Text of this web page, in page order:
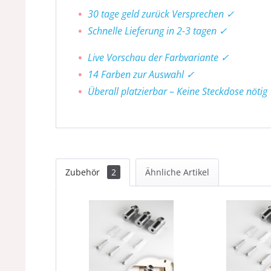
30 tage geld zurück Versprechen ✓
Schnelle Lieferung in 2-3 tagen ✓
Live Vorschau der Farbvariante ✓
14 Farben zur Auswahl ✓
Überall platzierbar – Keine Steckdose
Zubehör 2 Ähnliche Artikel